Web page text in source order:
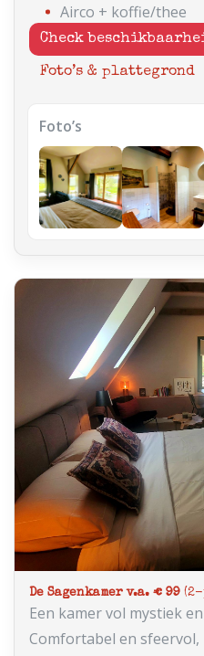
Airco + koffie/thee
Check
Foto’s & plattegrond
Foto’s
De Sagenkamer v.a. € 99 (2-
Een kamer vol mystiek
Comfortabel en